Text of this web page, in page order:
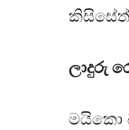
ලාදුරු
මයිකො